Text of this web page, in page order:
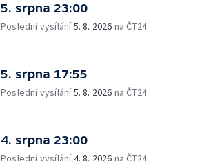
5. srpna 23:00
Poslední vysílání5. 8. 2026 na ČT24
5. srpna 17:55
Poslední vysílání5. 8. 2026 na ČT24
4. srpna 23:00
Poslední vysílání4. 8. 2026 na ČT24